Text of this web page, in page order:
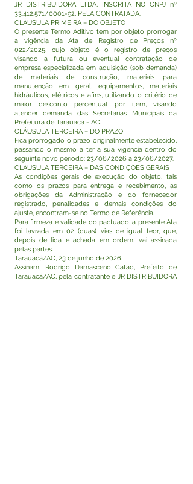
JR DISTRIBUIDORA LTDA, INSCRITA NO CNPJ nº
33.412.571/0001-92, PELA CONTRATADA.
CLÁUSULA PRIMEIRA – DO OBJETO
O presente Termo Aditivo tem por objeto prorrogar
a vigência da Ata de Registro de Preços nº
022/2025, cujo objeto é o registro de preços
visando a futura ou eventual contratação de
empresa especializada em aquisição (sob demanda)
de materiais de construção, materiais para
manutenção em geral, equipamentos, materiais
hidráulicos, elétricos e afins, utilizando o critério de
maior desconto percentual por item, visando
atender demanda das Secretarias Municipais da
Prefeitura de Tarauacá - AC.
CLÁUSULA TERCEIRA – DO PRAZO
Fica prorrogado o prazo originalmente estabelecido,
passando o mesmo a ter a sua vigência dentro do
seguinte novo período: 23/06/2026 a 23/06/2027.
CLÁUSULA TERCEIRA – DAS CONDIÇÕES GERAIS
As condições gerais de execução do objeto, tais
como os prazos para entrega e recebimento, as
obrigações da Administração e do fornecedor
registrado, penalidades e demais condições do
ajuste, encontram-se no Termo de Referência.
Para firmeza e validade do pactuado, a presente Ata
foi lavrada em 02 (duas) vias de igual teor, que,
depois de lida e achada em ordem, vai assinada
pelas partes.
Tarauacá/AC, 23 de junho de 2026.
Assinam, Rodrigo Damasceno Catão, Prefeito de
Tarauacá/AC, pela contratante e JR DISTRIBUIDORA